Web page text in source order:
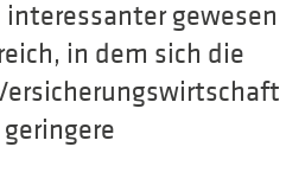
gewesen
in dem sich die